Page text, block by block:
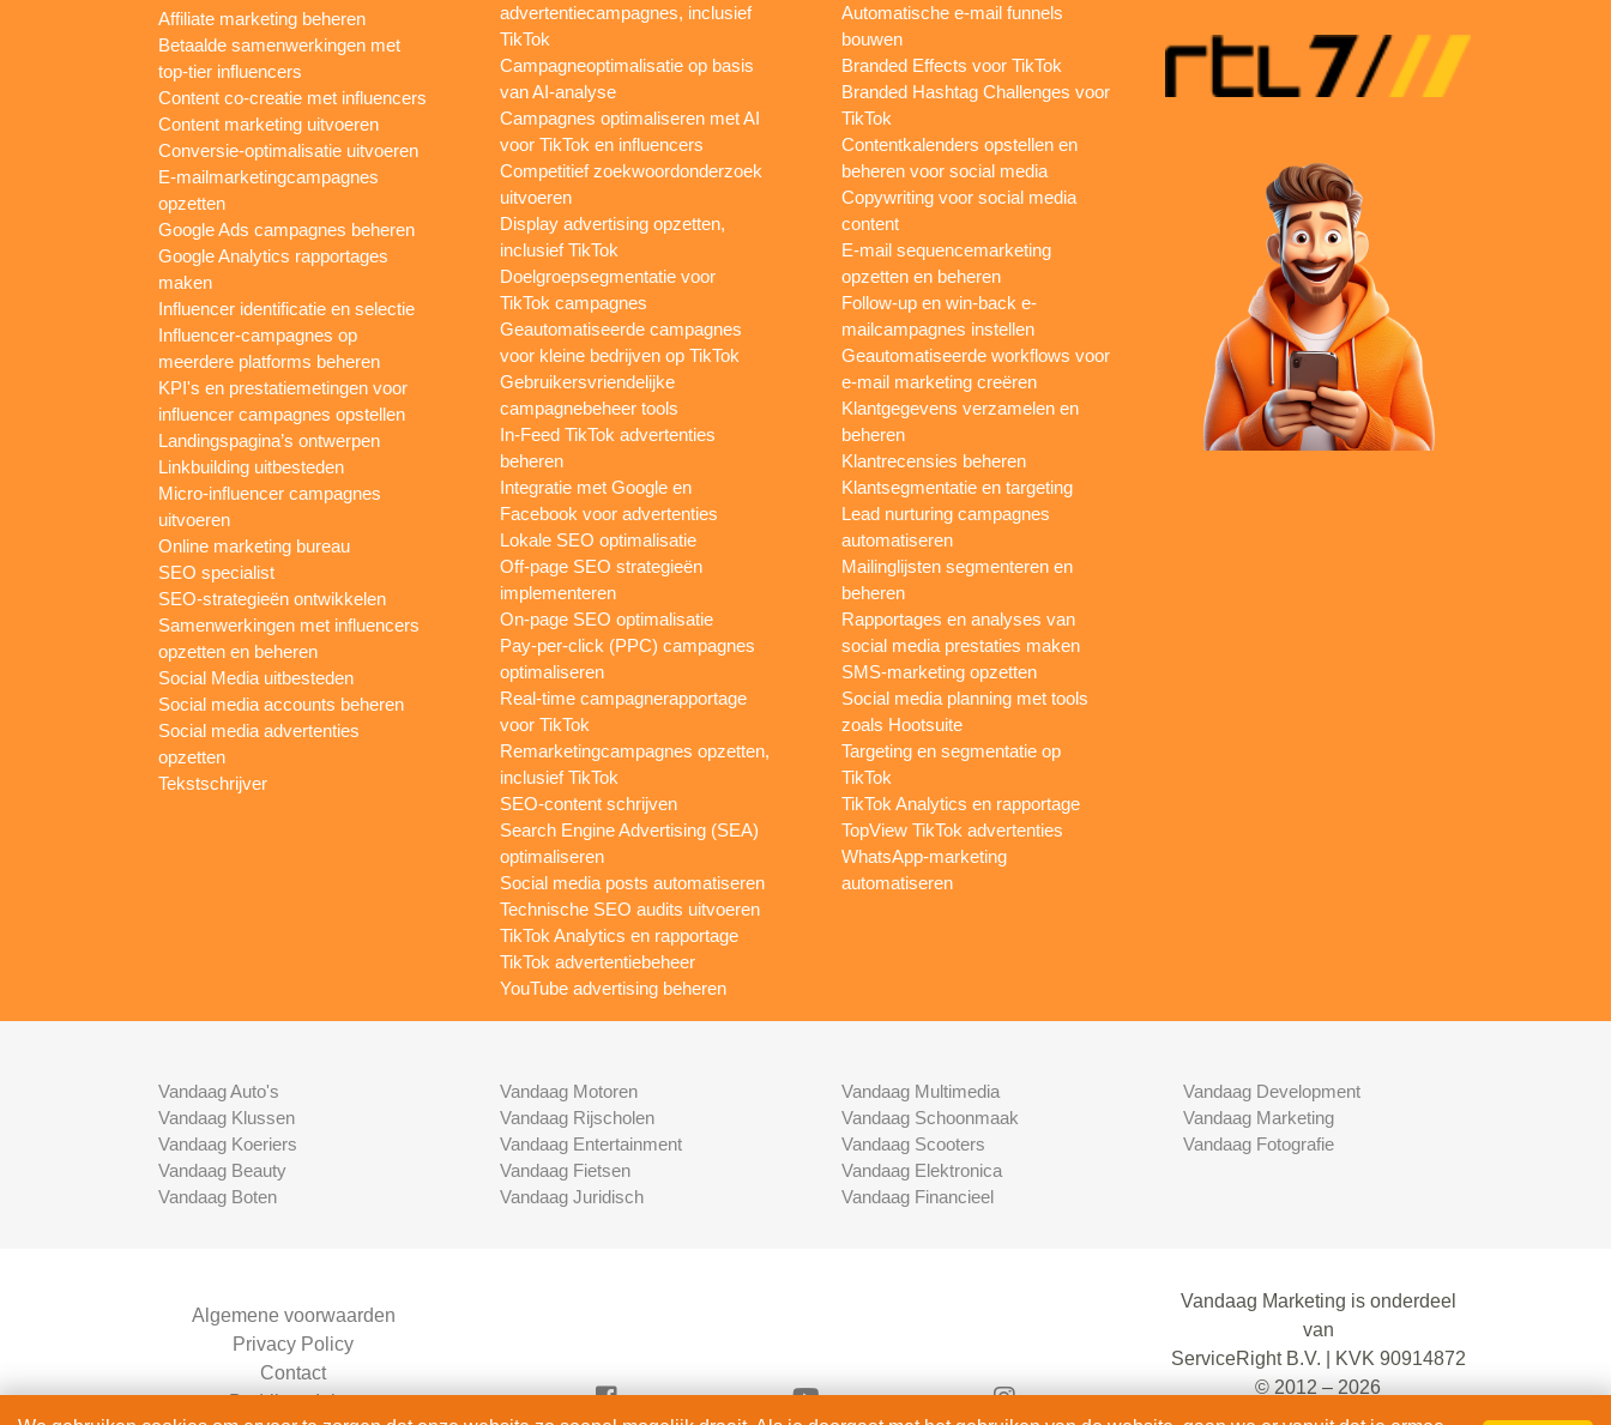
Affiliate marketing beheren
Betaalde samenwerkingen met
top-tier influencers
Content co-creatie met influencers
Content marketing uitvoeren
Conversie-optimalisatie uitvoeren
E-mailmarketingcampagnes
opzetten
Google Ads campagnes beheren
Google Analytics rapportages
maken
Influencer identificatie en selectie
Influencer-campagnes op
meerdere platforms beheren
KPI's en prestatiemetingen voor
influencer campagnes opstellen
Landingspagina’s ontwerpen
Linkbuilding uitbesteden
Micro-influencer campagnes
uitvoeren
Online marketing bureau
SEO specialist
SEO-strategieën ontwikkelen
Samenwerkingen met influencers
opzetten en beheren
Social Media uitbesteden
Social media accounts beheren
Social media advertenties
opzetten
Tekstschrijver
advertentiecampagnes, inclusief
TikTok
Campagneoptimalisatie op basis
van AI-analyse
Campagnes optimaliseren met AI
voor TikTok en influencers
Competitief zoekwoordonderzoek
uitvoeren
Display advertising opzetten,
inclusief TikTok
Doelgroepsegmentatie voor
TikTok campagnes
Geautomatiseerde campagnes
voor kleine bedrijven op TikTok
Gebruikersvriendelijke
campagnebeheer tools
In-Feed TikTok advertenties
beheren
Integratie met Google en
Facebook voor advertenties
Lokale SEO optimalisatie
Off-page SEO strategieën
implementeren
On-page SEO optimalisatie
Pay-per-click (PPC) campagnes
optimaliseren
Real-time campagnerapportage
voor TikTok
Remarketingcampagnes opzetten,
inclusief TikTok
SEO-content schrijven
Search Engine Advertising (SEA)
optimaliseren
Social media posts automatiseren
Technische SEO audits uitvoeren
TikTok Analytics en rapportage
TikTok advertentiebeheer
YouTube advertising beheren
Automatische e-mail funnels
bouwen
Branded Effects voor TikTok
Branded Hashtag Challenges voor
TikTok
Contentkalenders opstellen en
beheren voor social media
Copywriting voor social media
content
E-mail sequencemarketing
opzetten en beheren
Follow-up en win-back e-
mailcampagnes instellen
Geautomatiseerde workflows voor
e-mail marketing creëren
Klantgegevens verzamelen en
beheren
Klantrecensies beheren
Klantsegmentatie en targeting
Lead nurturing campagnes
automatiseren
Mailinglijsten segmenteren en
beheren
Rapportages en analyses van
social media prestaties maken
SMS-marketing opzetten
Social media planning met tools
zoals Hootsuite
Targeting en segmentatie op
TikTok
TikTok Analytics en rapportage
TopView TikTok advertenties
WhatsApp-marketing
automatiseren
Vandaag Auto's
Vandaag Klussen
Vandaag Koeriers
Vandaag Beauty
Vandaag Boten
Vandaag Motoren
Vandaag Rijscholen
Vandaag Entertainment
Vandaag Fietsen
Vandaag Juridisch
Vandaag Multimedia
Vandaag Schoonmaak
Vandaag Scooters
Vandaag Elektronica
Vandaag Financieel
Vandaag Development
Vandaag Marketing
Vandaag Fotografie
Algemene voorwaarden
Privacy Policy
Contact
Bedrijven Inlog
Vandaag Marketing is onderdeel
van
ServiceRight B.V. | KVK 90914872
© 2012 – 2026
alle rechten voorbehouden.